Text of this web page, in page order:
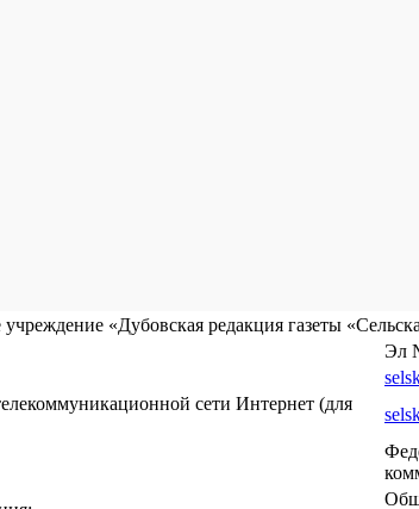
«Дубовская редакция газеты
Эл
сети Интернет (для